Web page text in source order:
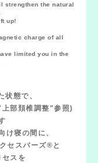
strengthen the natural
up!
charge of all
limited you in the
状態で、
上部頚椎調整"参照)
け寝の間に、
セスバーズ®︎と
スを